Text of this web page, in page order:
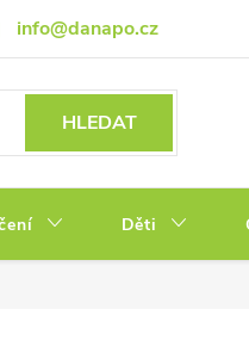
info@danapo.cz
Reklamace a výměna
HLEDAT
Děti